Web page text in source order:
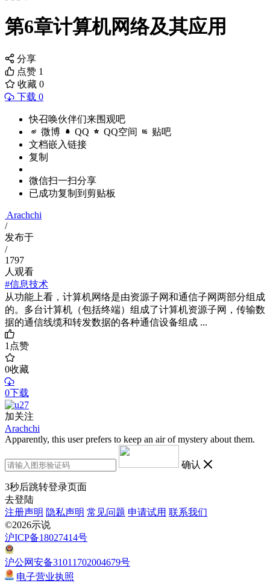
第6章计算机网络及其应用
分享
点赞 1
收藏 0
下载 0
快召唤伙伴们来围观吧
微博 QQ QQ空间 贴吧
文档嵌入链接
复制
微信扫一扫分享
已成功复制到剪贴板
Arachchi
/
发布于
/
1797
人观看
#信息技术
从功能上看，计算机网络是由资源子网和通信子网两部分组成
的。多台计算机（包括终端）组成了计算机资源子网，传输数
据的通信线缆和转发数据的各种通信设备组成 ...
1点赞
0收藏
0下载
加关注
Arachchi
Apparently, this user prefers to keep an air of mystery about them.
确认
3秒后跳转登录页面
去登陆
注册声明 隐私声明 常见问题 申请试用 联系我们
©2026示说
沪ICP备18027414号
沪公网安备31011702004679号
电子营业执照